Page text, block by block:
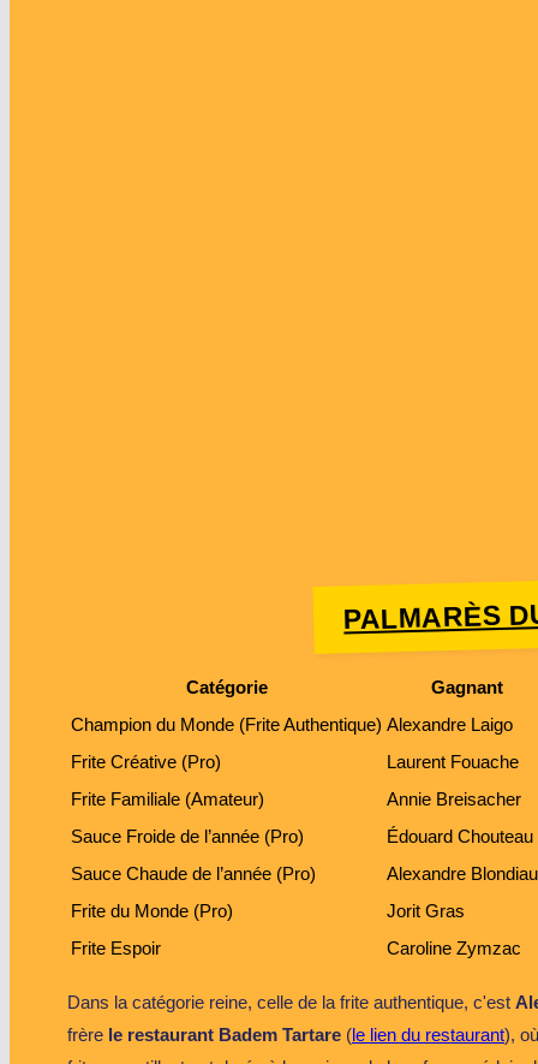
PALMARÈS
Catégorie
Gagnant
Champion du Monde (Frite Authentique) Alexandre Laigo
Frite Créative (Pro)
Laurent Fouache
Frite Familiale (Amateur)
Annie Breisacher
Sauce Froide de l’année (Pro)
Édouard Chouteau
Sauce Chaude de l’année (Pro)
Alexandre
Frite du Monde (Pro)
Jorit Gras
Frite Espoir
Caroline Zymzac
Dans la catégorie reine, celle de la frite authentique, c'est
frère le restaurant Badem Tartare (le lien du restaurant),